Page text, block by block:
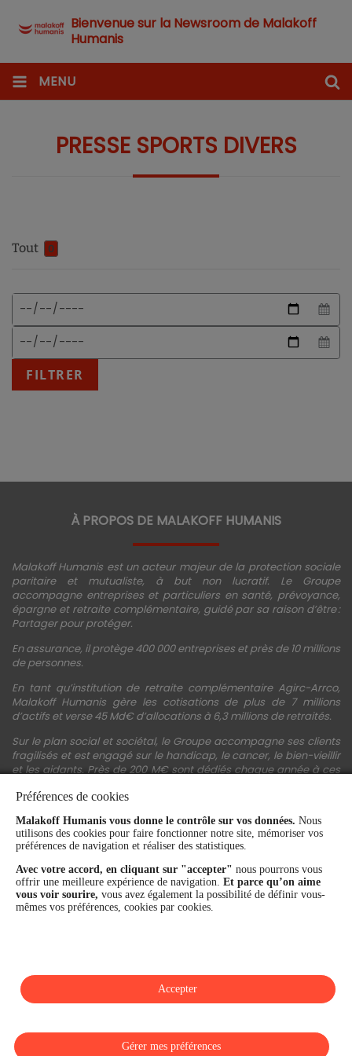
Bienvenue sur la Newsroom de Malakoff
Humanis
MENU
PRESSE SPORTS DIVERS
Tout 0
Date
début
Date
Format
date
attendu
:
JJ/MM/AAAA
FILTRER
À PROPOS DE MALAKOFF HUMANIS
Malakoff Humanis est un acteur majeur de la protection sociale
paritaire et mutualiste, à but non lucratif. Le Groupe
accompagne entreprises et particuliers en santé, prévoyance,
épargne et retraite complémentaire, guidé par sa raison d’être :
Partager pour protéger.
En assurance, il protège 400 000 entreprises et près de 10 millions
de personnes.
En tant qu’institution de retraite complémentaire Agirc-Arrco,
Malakoff Humanis gère les cotisations de plus de 7 millions
d’actifs et verse 45 Md€ d’allocations à 6,3 millions de retraités.
Sur le plan social et sociétal, le Groupe accompagne ses clients
fragilisés et est engagé sur le handicap, le cancer, le bien-vieillir
et les aidants. Près de 200 M€ sont dédiés chaque année à ces
financière et la performance du Groupe sont confirmées par une
notation A+ attribuée depuis 4 ans par S&P Global Ratings et
Fitch Ratings. Sur les plans extra-financiers, Malakoff Humanis
figure parmi les 2% des entreprises les mieux notées au monde
en matière de critères RSE (Ecovadis, niveau Gold - 81/100 en
2026). Enfin, Malakoff Humanis est certifié Top Employer France
par le Top Employers Institute depuis 3 ans.
Préférences de cookies
Malakoff Humanis vous donne le contrôle sur vos données. Nous
utilisons des cookies pour faire fonctionner notre site, mémoriser vos
préférences de navigation et réaliser des statistiques.
Avec votre accord, en cliquant sur "accepter" nous pourrons vous
offrir une meilleure expérience de navigation. Et parce qu’on aime
vous voir sourire, vous avez également la possibilité de définir vous-
mêmes vos préférences, cookies par cookies.
Gérer mes préférences
Accepter